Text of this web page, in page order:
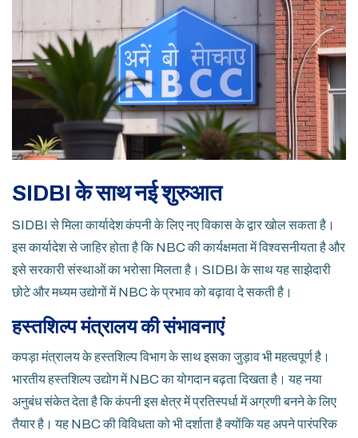
SIDBI के साथ नई शुरुआत
SIDBI से मिला कार्यादेश कंपनी के लिए नए विकास के द्वार खोल सकता है।
इस कार्यादेश से जाहिर होता है कि NBC की कार्यक्षमता में विश्वसनीयता है और
इसे सरकारी संस्थाओं का भरोसा मिलता है। SIDBI के साथ यह साझेदारी
छोटे और मध्यम उद्योगों में NBC के प्रभाव को बढ़ावा दे सकती है।
हस्तशिल्प मंत्रालय की संभावनाएं
कपड़ा मंत्रालय के हस्तशिल्प विभाग के साथ इसका जुड़ाव भी महत्वपूर्ण है।
भारतीय हस्तशिल्प उद्योग में NBC का योगदान बढ़ता दिखता है। यह नया
अनुबंध संकेत देता है कि कंपनी इस क्षेत्र में प्रतिस्पर्धा में अग्रणी बनने के लिए
तैयार है। यह NBC की विविधता को भी दर्शाता है क्योंकि यह अपने पारंपरिक